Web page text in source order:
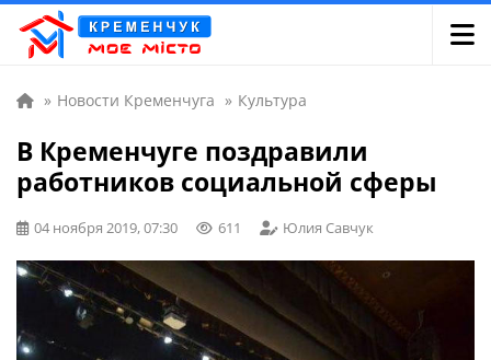
» Новости Кременчуга » Культура
В Кременчуге поздравили
работников социальной сферы
04 ноября 2019, 07:30 611 Юлия Савчук